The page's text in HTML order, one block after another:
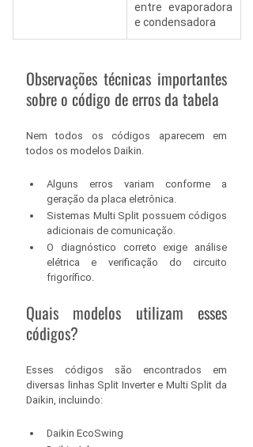
entre evaporadora
e condensadora
Observações técnicas importantes
sobre o código de erros da tabela
Nem todos os códigos aparecem em
todos os modelos Daikin.
Alguns erros variam conforme a
geração da placa eletrônica.
Sistemas Multi Split possuem códigos
adicionais de comunicação.
O diagnóstico correto exige análise
elétrica e verificação do circuito
frigorífico.
Quais modelos utilizam esses
códigos?
Esses códigos são encontrados em
diversas linhas Split Inverter e Multi Split da
Daikin, incluindo:
Daikin EcoSwing